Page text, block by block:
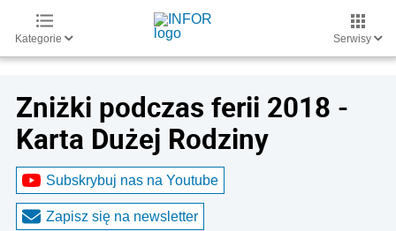
Kategorie Serwisy
Zniżki podczas ferii 2018 -
Karta Dużej Rodziny
Subskrybuj nas na Youtube
Zapisz się na newsletter